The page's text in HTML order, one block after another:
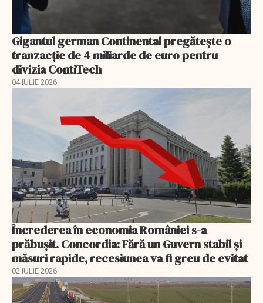
Gigantul german Continental pregătește o
tranzacție de 4 miliarde de euro pentru
divizia ContiTech
04 IULIE 2026
Încrederea în economia României s-a
prăbușit. Concordia: Fără un Guvern stabil și
măsuri rapide, recesiunea va fi greu de evitat
02 IULIE 2026